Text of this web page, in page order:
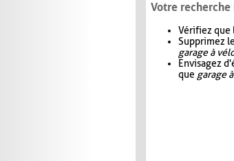
Votre
Vérifiez que
Supprimez
garage à
Envisagez
que garage